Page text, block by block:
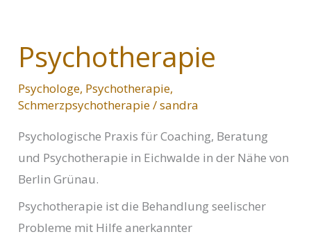
Psychotherapie
Psychologe, Psychotherapie,
Schmerzpsychotherapie/sandra
Psychologische Praxis für Coaching, Beratung
und Psychotherapie in Eichwalde in der Nähe von
Berlin Grünau.
Psychotherapie ist die Behandlung seelischer
Probleme mit Hilfe anerkannter